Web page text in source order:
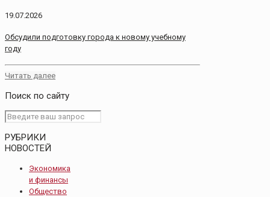
19.07.2026
Обсудили подготовку города к новому учебному
году
Читать далее
Поиск по сайту
РУБРИКИ
НОВОСТЕЙ
Экономика
и финансы
Общество